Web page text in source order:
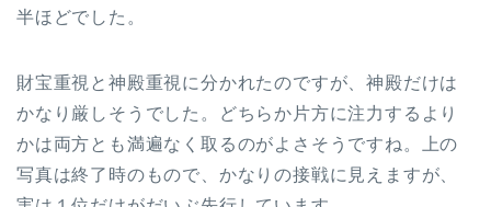
半ほどでした。
財宝重視と神殿重視に分かれたのですが、神殿だけは
かなり厳しそうでした。どちらか片方に注力するより
かは両方とも満遍なく取るのがよさそうですね。上の
写真は終了時のもので、かなりの接戦に見えますが、